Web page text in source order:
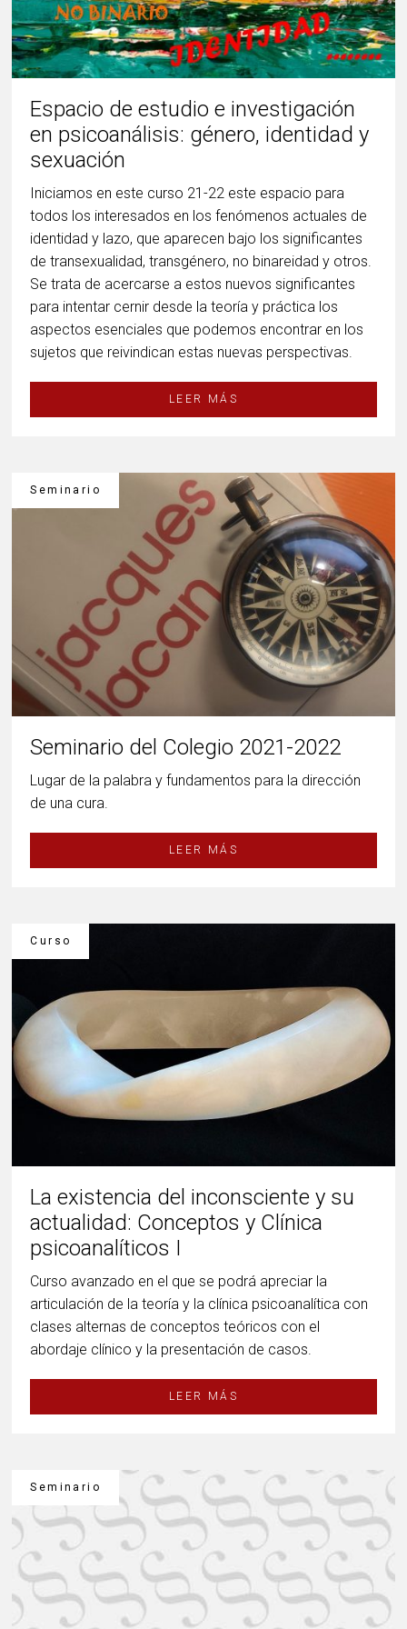
Espacio de estudio e investigación
en psicoanálisis: género, identidad y
sexuación
Iniciamos en este curso 21-22 este espacio para
todos los interesados en los fenómenos actuales de
identidad y lazo, que aparecen bajo los significantes
de transexualidad, transgénero, no binareidad y otros.
Se trata de acercarse a estos nuevos significantes
para intentar cernir desde la teoría y práctica los
aspectos esenciales que podemos encontrar en los
sujetos que reivindican estas nuevas perspectivas.
LEER MÁS
Seminario
Seminario del Colegio 2021-2022
Lugar de la palabra y fundamentos para la dirección
de una cura.
LEER MÁS
Curso
La existencia del inconsciente y su
actualidad: Conceptos y Clínica
psicoanalíticos I
Curso avanzado en el que se podrá apreciar la
articulación de la teoría y la clínica psicoanalítica con
clases alternas de conceptos teóricos con el
abordaje clínico y la presentación de casos.
LEER MÁS
Seminario